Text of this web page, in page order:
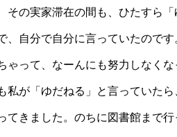
その実家滞在の間も、ひたすら
、自分で自分に言っていたので
ゃって、なーんにも努力しなく
が「ゆだねる」と言っていた
てきました。のちに図書館まで